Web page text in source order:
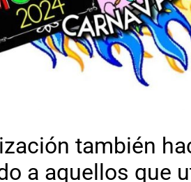
también
a aquellos que